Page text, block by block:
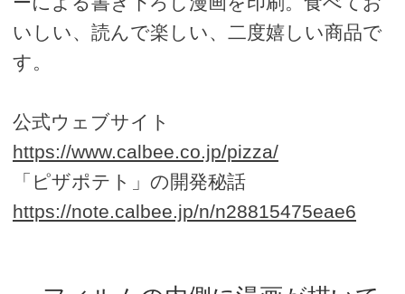
いしい、読んで楽しい、二度嬉しい商品で
す。
公式ウェブサイト
https://www.calbee.co.jp/pizza/
「ピザポテト」の開発秘話
https://note.calbee.jp/n/n28815475eae6